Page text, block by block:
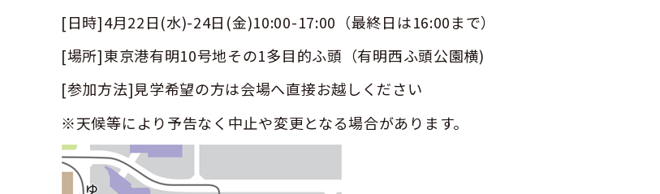
[日時]4月22日(水)-24日(金)10:00-17:00（最終日は16:00まで）
[場所]東京港有明10号地その1多目的ふ頭（有明西ふ頭公園横)
[参加方法]見学希望の方は会場へ直接お越しください
※天候等により予告なく中止や変更となる場合があります。